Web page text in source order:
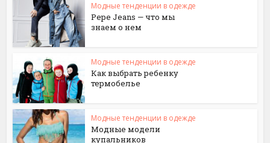
Модные тенденции в одежде
Pepe Jeans — что мы
знаем о нем
Модные тенденции в одежде
Как выбрать ребенку
термобелье
Модные тенденции в одежде
Модные модели
купальников